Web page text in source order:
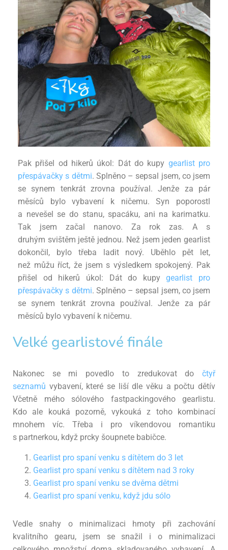
Pak přišel od hikerů úkol: Dát do kupy gearlist pro
přespávačky s dětmi. Splněno – sepsal jsem, co jsem
se synem tenkrát zrovna používal. Jenže za pár
měsíců bylo vybavení k ničemu. Syn poporostl
a nevešel se do stanu, spacáku, ani na karimatku.
Tak jsem začal nanovo. Za rok zas. A s
druhým svištěm ještě jednou. Než jsem jeden gearlist
dokončil, bylo třeba ladit nový. Uběhlo pět let,
než můžu říct, že jsem s výsledkem spokojený. Pak
přišel od hikerů úkol: Dát do kupygearlist pro
přespávačky s dětmi. Splněno – sepsal jsem, co jsem
se synem tenkrát zrovna používal. Jenže za pár
měsíců bylo vybavení k ničemu.
Velké gearlistové finále
Nakonec se mi povedlo to zredukovat do čtyř
seznamů vybavení, které se liší dle věku a počtu dětív
Včetně mého sólového fastpackingového gearlistu.
Kdo ale kouká pozorně, vykouká z toho kombinací
mnohem víc. Třeba i pro víkendovou romantiku
s partnerkou, když prcky šoupnete babičce.
Gearlist pro spaní venku s dítětem do 3 let
Gearlist pro spaní venku s dítětem nad 3 roky
Gearlist pro spaní venku se dvěma dětmi
Gearlist pro spaní venku, když jdu sólo
Vedle snahy o minimalizaci hmoty při zachování
kvalitního gearu, jsem se snažil i o minimalizaci